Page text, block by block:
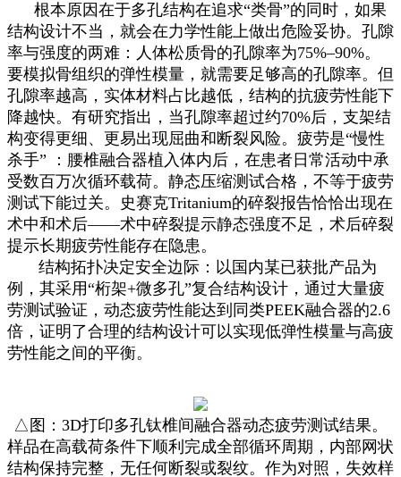
根本原因在于多孔结构在追求“类骨”的同时，如果
结构设计不当，就会在力学性能上做出危险妥协。孔隙
率与强度的两难：人体松质骨的孔隙率为75%–90%。
要模拟骨组织的弹性模量，就需要足够高的孔隙率。但
孔隙率越高，实体材料占比越低，结构的抗疲劳性能下
降越快。有研究指出，当孔隙率超过约70%后，支架结
构变得更细、更易出现屈曲和断裂风险。疲劳是“慢性
杀手” ：腰椎融合器植入体内后，在患者日常活动中承
受数百万次循环载荷。静态压缩测试合格，不等于疲劳
测试下能过关。史赛克Tritanium的碎裂报告恰恰出现在
术中和术后——术中碎裂提示静态强度不足，术后碎裂
提示长期疲劳性能存在隐患。
结构拓扑决定安全边际：以国内某已获批产品为
例，其采用“桁架+微多孔”复合结构设计，通过大量疲
劳测试验证，动态疲劳性能达到同类PEEK融合器的2.6
倍，证明了合理的结构设计可以实现低弹性模量与高疲
劳性能之间的平衡。
△图：3D打印多孔钛椎间融合器动态疲劳测试结果。
样品在高载荷条件下顺利完成全部循环周期，内部网状
结构保持完整，无任何断裂或裂纹。作为对照，失效样